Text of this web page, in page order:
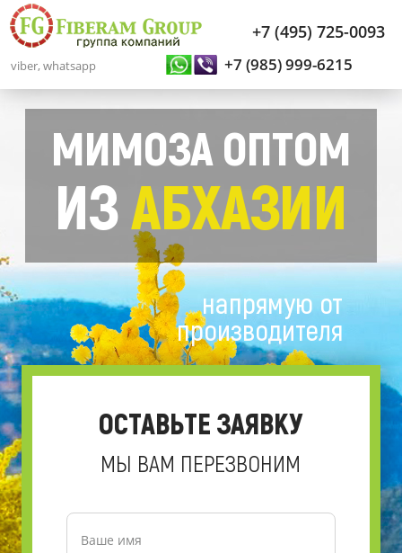
+7 (495) 725-0093
+7 (985) 999-6215
viber, whatsapp
ОСТАВЬТЕ ЗАЯВКУ
МЫ ВАМ ПЕРЕЗВОНИМ
напрямую от
производителя
МИМОЗА ОПТОМ
ИЗАБХАЗИИ